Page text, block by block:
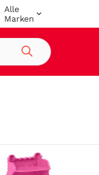
Alle
Marken
Suche